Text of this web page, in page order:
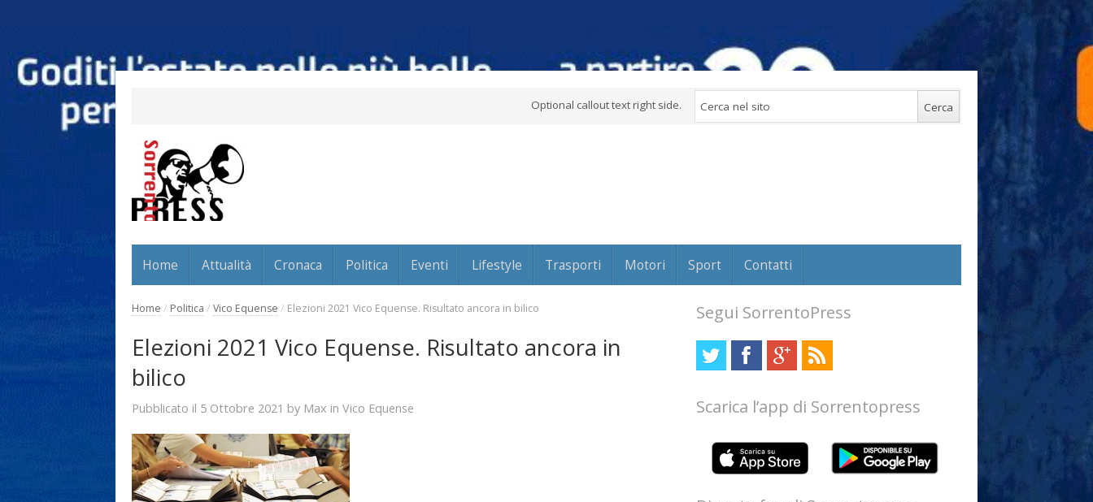
Optional callout text right side.
Home Attualità Cronaca Politica Eventi Lifestyle Trasporti Motori Sport Contatti
Home / Politica / Vico Equense / Elezioni 2021 Vico Equense. Risultato ancora in bilico
Elezioni 2021 Vico Equense. Risultato ancora in
bilico
Pubblicato il 5 Ottobre 2021 by Max in Vico Equense
Segui SorrentoPress
Scarica l’app di Sorrentopress